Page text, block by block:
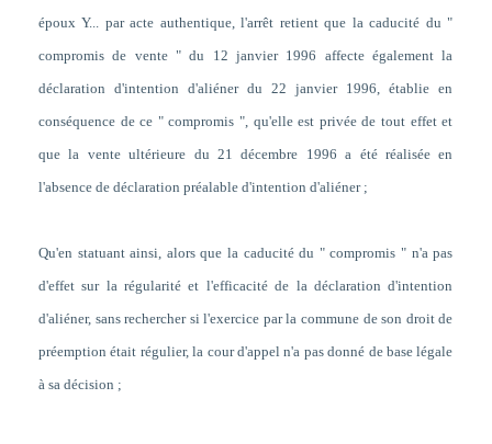
époux Y... par acte authentique, l'arrêt retient que la caducité du "
compromis de vente " du 12 janvier 1996 affecte également la
déclaration d'intention d'aliéner du 22 janvier 1996, établie en
conséquence de ce " compromis ", qu'elle est privée de tout effet et
que la vente ultérieure du 21 décembre 1996 a été réalisée en
l'absence de déclaration préalable d'intention d'aliéner ;
Qu'en statuant ainsi, alors quela caducité du " compromis " n'a pas
d'effet sur la régularité et l'efficacité de la déclaration d'intention
d'aliéner, sans rechercher si l'exercice par la commune de son droit de
préemption était régulier, la cour d'appel n'a pas donné de base légale
à sa décision ;